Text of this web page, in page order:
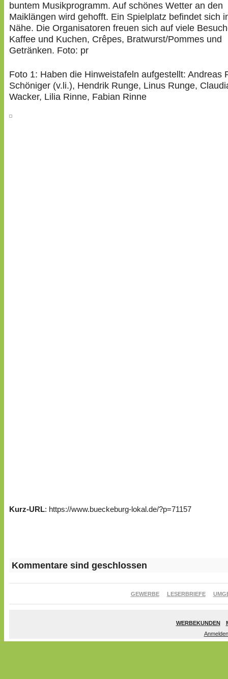
buntem Musikprogramm. Auf schönes Wetter an den
Maiklängen wird gehofft. Ein Spielplatz befindet sich
Nähe. Die Organisatoren freuen sich auf viele
Kaffee und Kuchen, Crêpes, Bratwurst/Pommes und
Getränken. Foto: pr
Foto 1: Haben die Hinweistafeln aufgestellt: Andreas
Schöniger (v.li.), Hendrik Runge, Linus Runge,
Wacker, Lilia Rinne, Fabian Rinne
Kurz-URL: https://www.bueckeburg-lokal.de/?p=71157
Kommentare sind geschlossen
GEWERBE LESERBRIEFE
WERBEKUNDEN
Anmelden